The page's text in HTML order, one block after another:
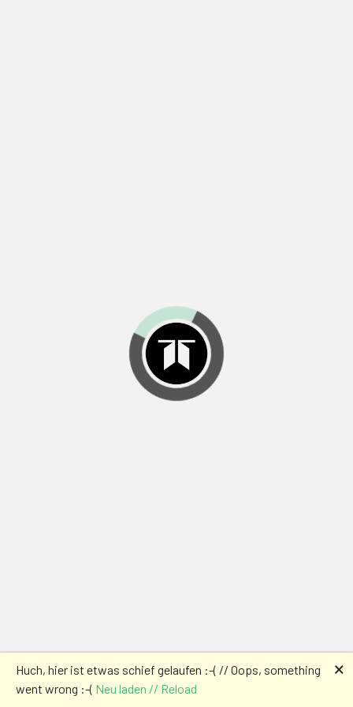
Huch, hier ist etwas schief gelaufen :-( // Oops, something
went wrong :-( Neu laden // Reload
🗙